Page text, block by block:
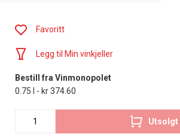
Favoritt
Legg til Min vinkjeller
Bestill fra Vinmonopolet
0.75 l - kr 374.60
Utsolgt